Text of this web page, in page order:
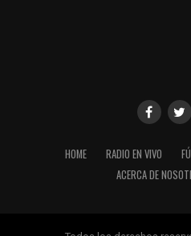
— Belgrano (@Belgrano)
HOME RADIO EN VIVO
ACERCA DE